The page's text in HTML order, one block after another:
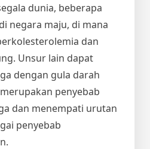
dunia, beberapa
negara maju, di mana
dan
Unsur lain dapat
dengan gula darah
penyebab
dan menempati urutan
penyebab